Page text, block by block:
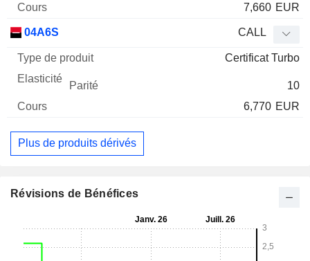
7,660 EUR
04A6S CALL
Certificat Turbo
10
6,770 EUR
Plus de produits dérivés
Révisions de Bénéfices